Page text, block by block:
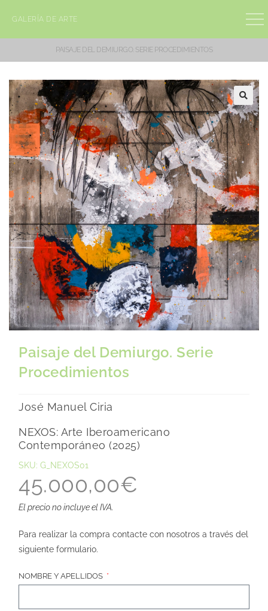
GALERÍA DE ARTE
PAISAJE DEL DEMIURGO. SERIE PROCEDIMIENTOS
Paisaje del Demiurgo. Serie
Procedimientos
José Manuel Ciria
NEXOS: Arte Iberoamericano
Contemporáneo (2025)
SKU: G_NEXOS01
45.000,00€
El precio no incluye el IVA.
Para realizar la compra contacte con nosotros a través del
siguiente formulario.
NOMBRE Y APELLIDOS